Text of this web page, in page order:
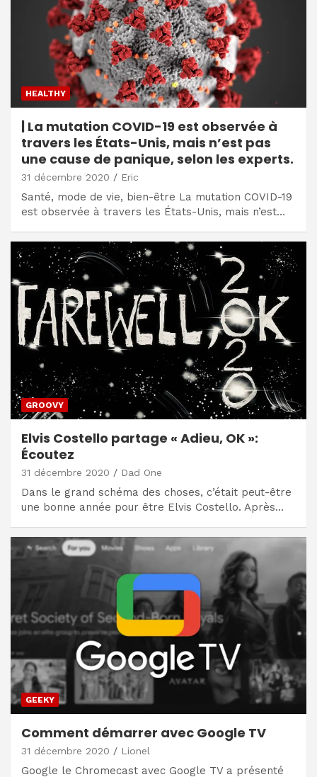
HEALTHY
| La mutation COVID-19 est observée à
travers les États-Unis, mais n’est pas
une cause de panique, selon les experts.
31 décembre 2020 Eric
Santé, mode de vie, bien-être La mutation COVID-19
est observée à travers les États-Unis, mais n’est…
GROOVY
Elvis Costello partage « Adieu, OK »:
Écoutez
31 décembre 2020 Dad One
Dans le grand schéma des choses, c’était peut-être
une bonne année pour être Elvis Costello. Après…
GEEKY
Comment démarrer avec Google TV
31 décembre 2020 Lionel
Google le Chromecast avec Google TV a présenté